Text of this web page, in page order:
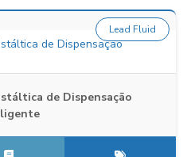
de Dispensação
Lead Fluid